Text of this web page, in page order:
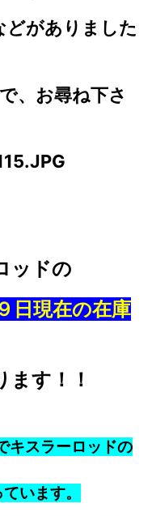
どがありました
、お尋ね下さ
ッドの
日現在の在庫
ます！！
キスラーロッドの
います。